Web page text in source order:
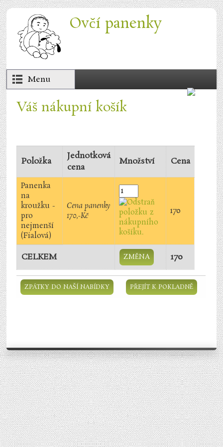
Přejít k hlavnímu obsahuOvčí panenky
Menu
Váš nákupní košík
Položka
Jednotková
cena
Množství Cena
Panenka
na
kroužku -
pro
nejmenší
(Fialová)
Cena panenky
170,-Kč
170
CELKEM 170